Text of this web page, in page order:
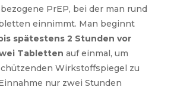
PrEP, bei der man rund
einnimmt. Man beginnt
spätestens 2 Stunden vor
Tabletten auf einmal, um
Wirkstoffspiegel zu
nur zwei Stunden